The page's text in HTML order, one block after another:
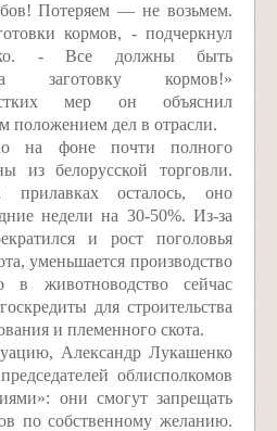
Потеряем — не возьмем.
кормов, - подчеркнул
- Все должны быть
заготовку кормов!»
мер он объяснил
положением дел в отрасли.
на фоне почти полного
из белорусской торговли.
осталось, оно
недели на 30-50%. Из-за
и рост поголовья
уменьшается производство
в животноводство сейчас
для строительства
и племенного скота.
Александр Лукашенко
облисполкомов
они смогут запрещать
по собственному желанию.